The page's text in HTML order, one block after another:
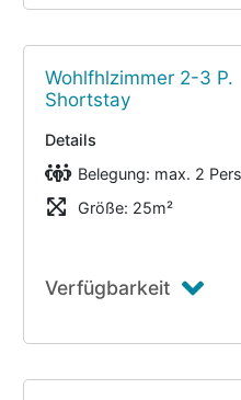
Wohlfhlzimmer 2-3 P.
Shortstay
Details
Belegung: max. 2
Größe: 25m²
Verfügbarkeit